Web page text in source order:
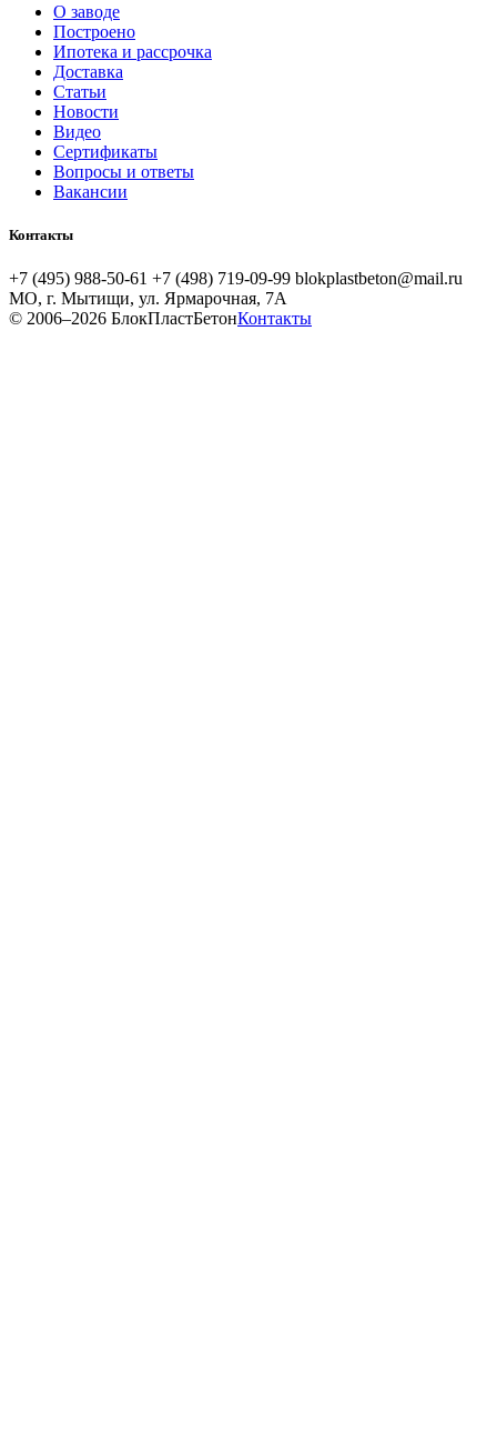
О заводе
Построено
Ипотека и рассрочка
Доставка
Статьи
Новости
Видео
Сертификаты
Вопросы и ответы
Вакансии
Контакты
+7 (495) 988-50-61 +7 (498) 719-09-99 blokplastbeton@mail.ru
МО, г. Мытищи, ул. Ярмарочная, 7А
© 2006–2026 БлокПластБетонКонтакты